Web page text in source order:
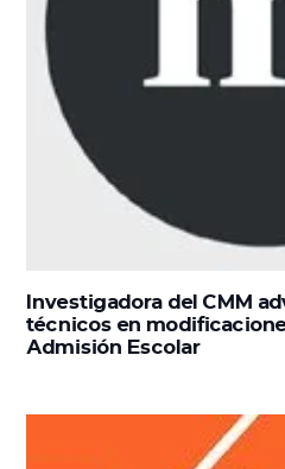
Investigadora del CMM
técnicos en
Admisión Escolar